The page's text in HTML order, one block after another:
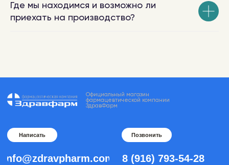
Где мы находимся и возможно ли
приехать на производство?